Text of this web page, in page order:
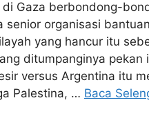
di Gaza berbondong-
senior organisasi
yang hancur itu
ditumpanginya pekan
versus Argentina itu
Palestina, … Baca